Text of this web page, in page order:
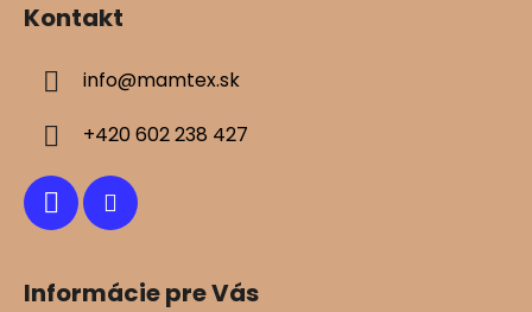
Kontakt
info@mamtex.sk
+420 602 238 427
Informácie pre Vás